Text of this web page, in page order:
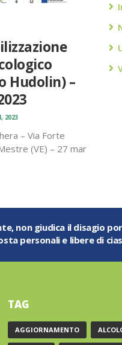
Hudolin) –
2023
– Via Forte
(VE) – 27 mar
non giudica il disagio
personali e libere di
TAG
AGGIORNAMENTO